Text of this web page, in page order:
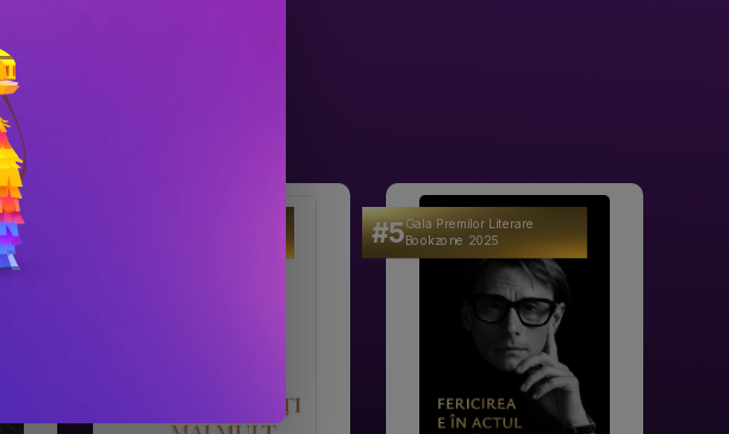
#5Gala Premilor Literare
Bookzone 2025